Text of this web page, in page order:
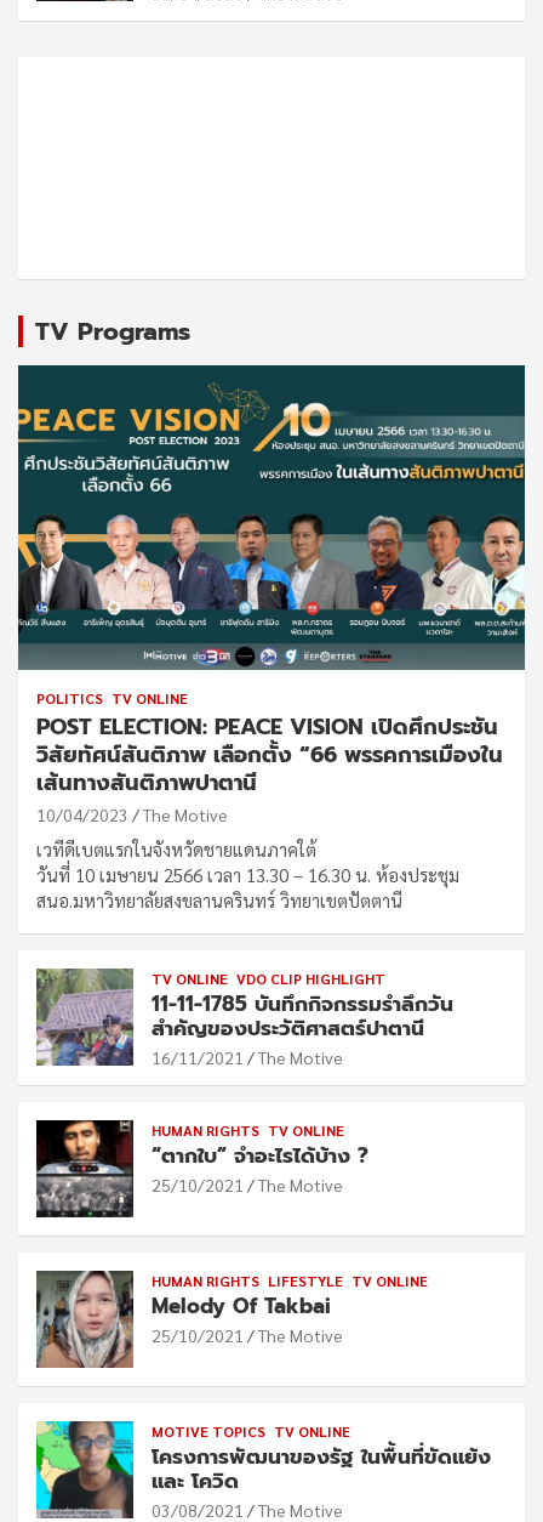
TV Programs
POLITICS TV ONLINE
POST ELECTION: PEACE VISION เปิดศึกประชัน
วิสัยทัศน์สันติภาพ เลือกตั้ง “66 พรรคการเมืองใน
เส้นทางสันติภาพปาตานี
10/04/2023 The Motive
เวทีดีเบตแรกในจังหวัดชายแดนภาคใต้
วันที่ 10 เมษายน 2566 เวลา 13.30 – 16.30 น. ห้องประชุม
สนอ.มหาวิทยาลัยสงขลานครินทร์ วิทยาเขตปัตตานี
TV ONLINE VDO CLIP HIGHLIGHT
11-11-1785 บันทึกกิจกรรมรำลึกวัน
สำคัญของประวัติศาสตร์ปาตานี
16/11/2021 The Motive
HUMAN RIGHTS TV ONLINE
“ตากใบ” จำอะไรได้บ้าง ?
25/10/2021 The Motive
HUMAN RIGHTS LIFESTYLE TV ONLINE
Melody Of Takbai
25/10/2021 The Motive
MOTIVE TOPICS TV ONLINE
โครงการพัฒนาของรัฐ ในพื้นที่ขัดแย้ง
และ โควิด
03/08/2021 The Motive